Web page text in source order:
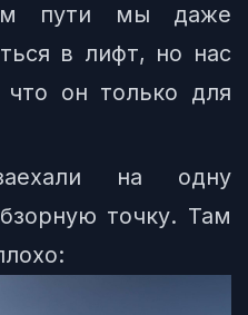
пути мы даже
в лифт, но нас
что он только для
на одну
точку. Там